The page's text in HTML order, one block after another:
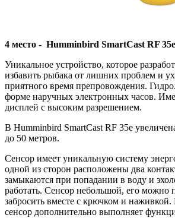
4 место - Humminbird SmartCast RF 35e
Уникальное устройство, которое
избавить рыбака от лишних проблем и
приятного время препровождения.
форме наручных электронных часов.
дисплей с высоким разрешением.
В Humminbird SmartCast RF 35e
до 50 метров.
Сенсор имеет уникальную систему
одной из сторон расположены два
замыкаются при попадании в воду и
работать. Сенсор небольшой, его можно
забросить вместе с крючком и
сенсор дополнительно выполняет